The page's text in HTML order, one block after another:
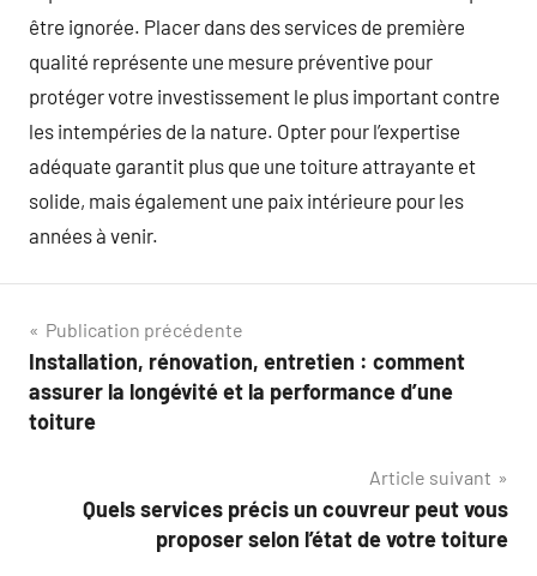
être ignorée. Placer dans des services de première
qualité représente une mesure préventive pour
protéger votre investissement le plus important contre
les intempéries de la nature. Opter pour l’expertise
adéquate garantit plus que une toiture attrayante et
solide, mais également une paix intérieure pour les
années à venir.
Navigation
de
l’article
Publication précédente
Installation, rénovation, entretien : comment
assurer la longévité et la performance d’une
toiture
Article suivant
Quels services précis un couvreur peut vous
proposer selon l’état de votre toiture